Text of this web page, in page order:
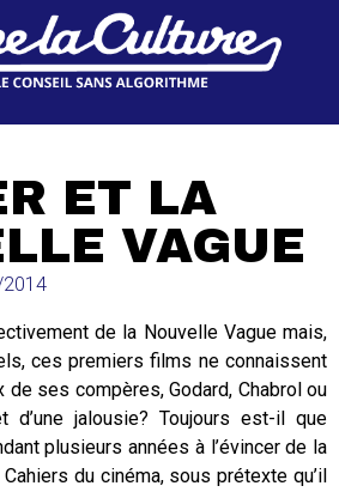
ET LA
VAGUE
de la Nouvelle Vague mais,
ces premiers films ne connaissent
ses compères, Godard, Chabrol ou
d’une jalousie? Toujours est-il que
plusieurs années à l’évincer de la
du cinéma, sous prétexte qu’il